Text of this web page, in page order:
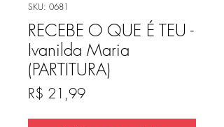
SKU: 0681
RECEBE O QUE É TEU -
Ivanilda Maria
(PARTITURA)
R$ 21,99Preço